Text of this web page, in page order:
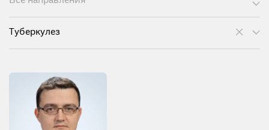
Туберкулез